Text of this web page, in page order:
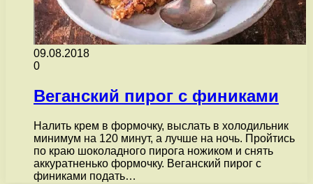
09.08.2018
0
Веганский пирог с финиками
Налить крем в формочку, выслать в холодильник
минимум на 120 минут, а лучше на ночь. Пройтись
по краю шоколадного пирога ножиком и снять
аккуратненько формочку. Веганский пирог с
финиками подать…